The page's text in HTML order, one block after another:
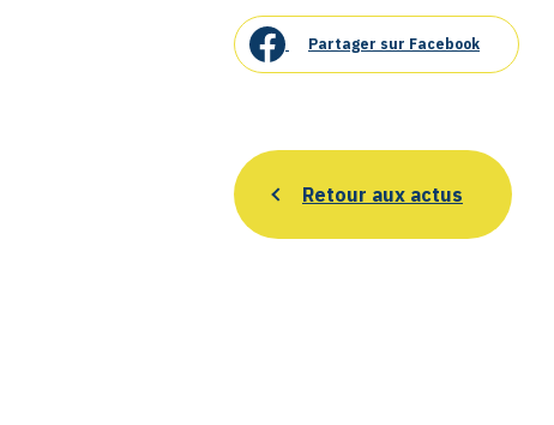
Partager sur Facebook
Retour aux actus